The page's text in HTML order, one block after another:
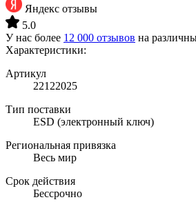
Яндекс отзывы
5.0
У нас более 12 000 отзывов на
Характеристики:
Артикул
22122025
Тип поставки
ESD (электронный ключ)
Региональная привязка
Весь мир
Срок действия
Бессрочно